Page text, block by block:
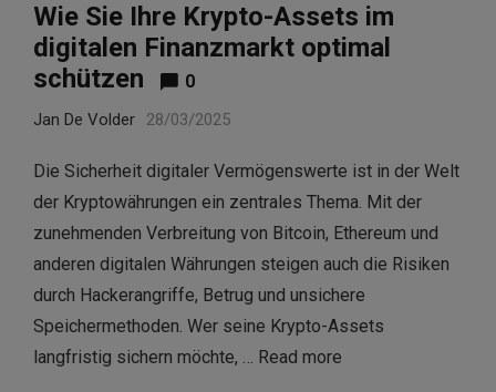
Wie Sie Ihre Krypto-Assets im
digitalen Finanzmarkt optimal
schützen
0
Jan De Volder 28/03/2025
Die Sicherheit digitaler Vermögenswerte ist in der Welt
der Kryptowährungen ein zentrales Thema. Mit der
zunehmenden Verbreitung von Bitcoin, Ethereum und
anderen digitalen Währungen steigen auch die Risiken
durch Hackerangriffe, Betrug und unsichere
Speichermethoden. Wer seine Krypto-Assets
langfristig sichern möchte, … Read more